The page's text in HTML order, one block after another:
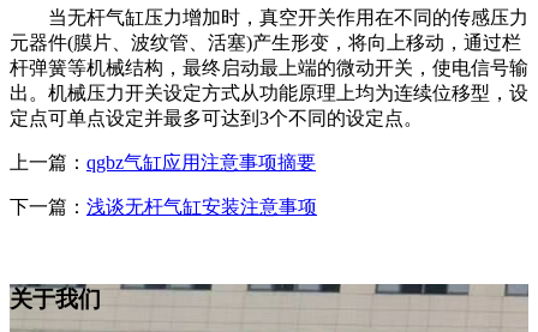
当无杆气缸压力增加时，真空开关作用在不同的传感压力
元器件(膜片、波纹管、活塞)产生形变，将向上移动，通过栏
杆弹簧等机械结构，最终启动最上端的微动开关，使电信号输
出。机械压力开关设定方式从功能原理上均为连续位移型，设
定点可单点设定并最多可达到3个不同的设定点。
上一篇： qgbz气缸应用注意事项摘要
下一篇： 浅谈无杆气缸安装注意事项
关于我们